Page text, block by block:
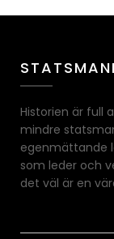
Historien är full
mindre
egenmättande
som leder och
det väl är en